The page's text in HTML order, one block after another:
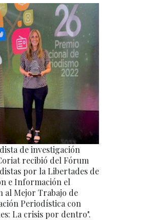
de investigación
recibió del Fórum
por la Libertades de
e Información el
al Mejor Trabajo de
Periodística con
La crisis por dentro".